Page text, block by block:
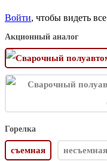
Войти, чтобы видеть
Акционный аналог
Горелка
съемная несъемная